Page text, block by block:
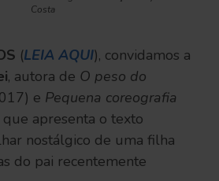
Costa
(LEIA AQUI), convidamos a
, autora de O peso do
e Pequena coreografia
que apresenta o texto
nostálgico de uma filha
do pai recentemente